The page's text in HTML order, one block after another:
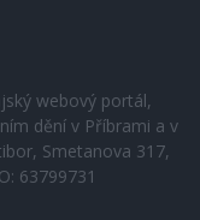
webový portál,
dění v Příbrami a v
Smetanova 317,
63799731